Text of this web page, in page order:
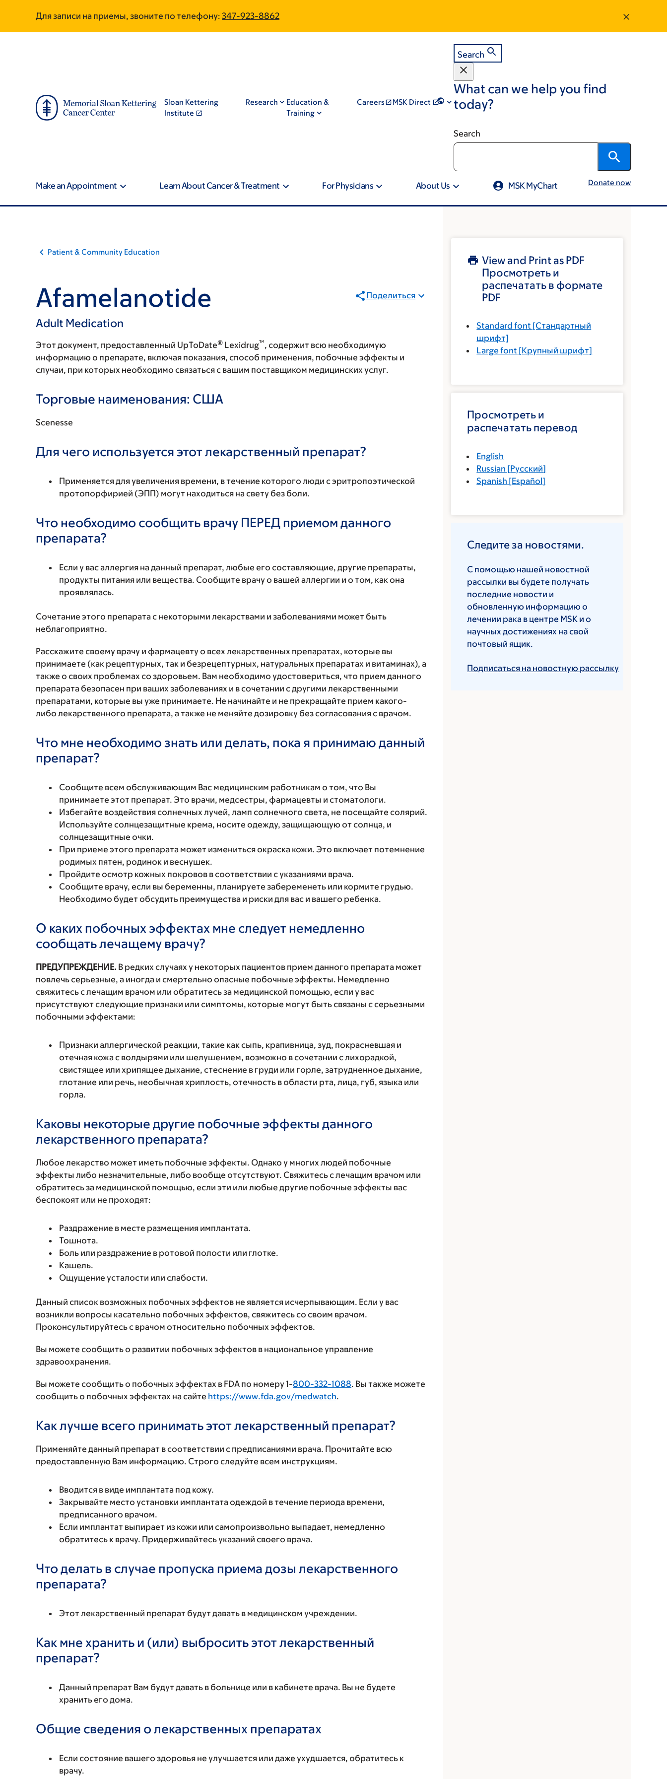
main
footer
Для записи на приемы, звоните по телефону: 347-923-8862
Sloan Kettering
Institute
Research
Education &
Training
Careers MSK Direct
Search
What can we help you find
today?
Search
Make an Appointment Learn About Cancer & Treatment For Physicians About Us MSK MyChart Donate now
Patient & Community Education
Afamelanotide
Adult Medication
Поделиться
Этот документ, предоставленный UpToDate® Lexidrug™, содержит всю необходимую
информацию о препарате, включая показания, способ применения, побочные эффекты и
случаи, при которых необходимо связаться с вашим поставщиком медицинских услуг.
Торговые наименования: США
Scenesse
Для чего используется этот лекарственный препарат?
Применяется для увеличения времени, в течение которого люди с эритропоэтической
протопорфирией (ЭПП) могут находиться на свету без боли.
Что необходимо сообщить врачу ПЕРЕД приемом данного
препарата?
Если у вас аллергия на данный препарат, любые его составляющие, другие препараты,
продукты питания или вещества. Сообщите врачу о вашей аллергии и о том, как она
проявлялась.
Сочетание этого препарата с некоторыми лекарствами и заболеваниями может быть
неблагоприятно.
Расскажите своему врачу и фармацевту о всех лекарственных препаратах, которые вы
принимаете (как рецептурных, так и безрецептурных, натуральных препаратах и витаминах), а
также о своих проблемах со здоровьем. Вам необходимо удостовериться, что прием данного
препарата безопасен при ваших заболеваниях и в сочетании с другими лекарственными
препаратами, которые вы уже принимаете. Не начинайте и не прекращайте прием какого-
либо лекарственного препарата, а также не меняйте дозировку без согласования с врачом.
Что мне необходимо знать или делать, пока я принимаю данный
препарат?
Сообщите всем обслуживающим Вас медицинским работникам о том, что Вы
принимаете этот препарат. Это врачи, медсестры, фармацевты и стоматологи.
Избегайте воздействия солнечных лучей, ламп солнечного света, не посещайте солярий.
Используйте солнцезащитные крема, носите одежду, защищающую от солнца, и
солнцезащитные очки.
При приеме этого препарата может измениться окраска кожи. Это включает потемнение
родимых пятен, родинок и веснушек.
Пройдите осмотр кожных покровов в соответствии с указаниями врача.
Сообщите врачу, если вы беременны, планируете забеременеть или кормите грудью.
Необходимо будет обсудить преимущества и риски для вас и вашего ребенка.
О каких побочных эффектах мне следует немедленно
сообщать лечащему врачу?
ПРЕДУПРЕЖДЕНИЕ. В редких случаях у некоторых пациентов прием данного препарата может
повлечь серьезные, а иногда и смертельно опасные побочные эффекты. Немедленно
свяжитесь с лечащим врачом или обратитесь за медицинской помощью, если у вас
присутствуют следующие признаки или симптомы, которые могут быть связаны с серьезными
побочными эффектами:
Признаки аллергической реакции, такие как сыпь, крапивница, зуд, покрасневшая и
отечная кожа с волдырями или шелушением, возможно в сочетании с лихорадкой,
свистящее или хрипящее дыхание, стеснение в груди или горле, затрудненное дыхание,
глотание или речь, необычная хриплость, отечность в области рта, лица, губ, языка или
горла.
Каковы некоторые другие побочные эффекты данного
лекарственного препарата?
Любое лекарство может иметь побочные эффекты. Однако у многих людей побочные
эффекты либо незначительные, либо вообще отсутствуют. Свяжитесь с лечащим врачом или
обратитесь за медицинской помощью, если эти или любые другие побочные эффекты вас
беспокоят или не проходят:
Раздражение в месте размещения имплантата.
Тошнота.
Боль или раздражение в ротовой полости или глотке.
Кашель.
Ощущение усталости или слабости.
Данный список возможных побочных эффектов не является исчерпывающим. Если у вас
возникли вопросы касательно побочных эффектов, свяжитесь со своим врачом.
Проконсультируйтесь с врачом относительно побочных эффектов.
Вы можете сообщить о развитии побочных эффектов в национальное управление
здравоохранения.
Вы можете сообщить о побочных эффектах в FDA по номеру 1-800-332-1088. Вы также можете
сообщить о побочных эффектах на сайте https://www.fda.gov/medwatch.
Как лучше всего принимать этот лекарственный препарат?
Применяйте данный препарат в соответствии с предписаниями врача. Прочитайте всю
предоставленную Вам информацию. Строго следуйте всем инструкциям.
Вводится в виде имплантата под кожу.
Закрывайте место установки имплантата одеждой в течение периода времени,
предписанного врачом.
Если имплантат выпирает из кожи или самопроизвольно выпадает, немедленно
обратитесь к врачу. Придерживайтесь указаний своего врача.
Что делать в случае пропуска приема дозы лекарственного
препарата?
Этот лекарственный препарат будут давать в медицинском учреждении.
Как мне хранить и (или) выбросить этот лекарственный
препарат?
Данный препарат Вам будут давать в больнице или в кабинете врача. Вы не будете
хранить его дома.
Общие сведения о лекарственных препаратах
Если состояние вашего здоровья не улучшается или даже ухудшается, обратитесь к
врачу.
View and Print as PDF
Просмотреть и
распечатать в формате
PDF
Standard font [Стандартный
шрифт]
Large font [Крупный шрифт]
Просмотреть и
распечатать перевод
English
Russian [Русский]
Spanish [Español]
Следите за новостями.
С помощью нашей новостной
рассылки вы будете получать
последние новости и
обновленную информацию о
лечении рака в центре MSK и о
научных достижениях на свой
почтовый ящик.
Подписаться на новостную рассылку